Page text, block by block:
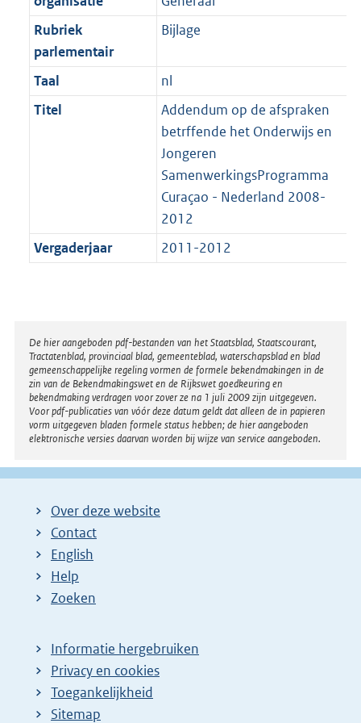
t
a
t
b K
Rubriek
parlementair
Bijlage
Taal
nl
Titel
Addendum op de afspraken
betrffende het Onderwijs en
Jongeren
SamenwerkingsProgramma
Curaçao - Nederland 2008-
2012
Vergaderjaar
2011-2012
Disclaimer
De hier aangeboden pdf-bestanden van het Staatsblad, Staatscourant,
Tractatenblad, provinciaal blad, gemeenteblad, waterschapsblad en blad
gemeenschappelijke regeling vormen de formele bekendmakingen in de
zin van de Bekendmakingswet en de Rijkswet goedkeuring en
bekendmaking verdragen voor zover ze na 1 juli 2009 zijn uitgegeven.
Voor pdf-publicaties van vóór deze datum geldt dat alleen de in papieren
vorm uitgegeven bladen formele status hebben; de hier aangeboden
elektronische versies daarvan worden bij wijze van service aangeboden.
Over deze website
Contact
English
Help
Zoeken
Informatie hergebruiken
Privacy en cookies
Toegankelijkheid
Sitemap